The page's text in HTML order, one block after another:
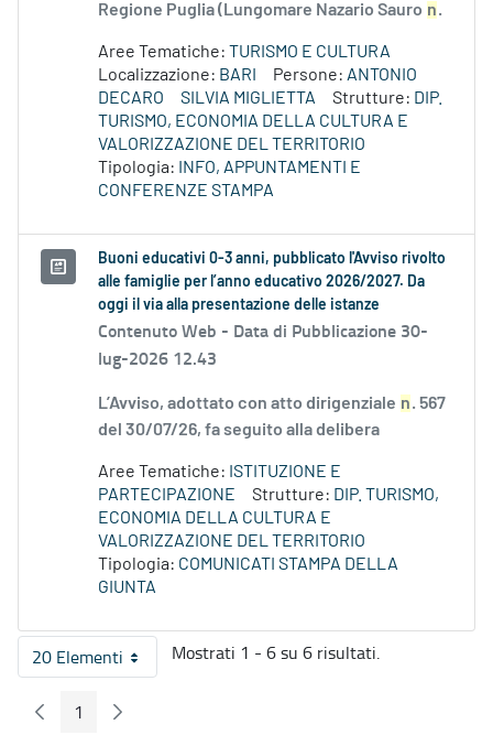
Regione Puglia (Lungomare Nazario Sauro n.
Aree Tematiche: TURISMO E CULTURA
Localizzazione: BARI Persone: ANTONIO
DECARO
SILVIA MIGLIETTA Strutture: DIP.
TURISMO, ECONOMIA DELLA CULTURA E
VALORIZZAZIONE DEL TERRITORIO
Tipologia:
INFO, APPUNTAMENTI E
CONFERENZE STAMPA
Buoni educativi 0-3 anni, pubblicato l'Avviso rivolto
alle famiglie per l’anno educativo 2026/2027. Da
oggi il via alla presentazione delle istanze
Contenuto Web - Data di Pubblicazione 30-
lug-2026 12.43
L’Avviso, adottato con atto dirigenziale n. 567
del 30/07/26, fa seguito alla delibera
Aree Tematiche: ISTITUZIONE E
PARTECIPAZIONE
Strutture: DIP. TURISMO,
ECONOMIA DELLA CULTURA E
VALORIZZAZIONE DEL TERRITORIO
Tipologia: COMUNICATI STAMPA DELLA
GIUNTA
20 ElementiPer pagina
Mostrati 1 - 6 su 6 risultati.
Pagina Precedente
Pagina
1 Pagina Seguente